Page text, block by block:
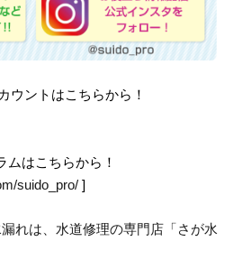
ウントはこちらから！
はこちらから！
suido_pro/ ]
れは、水道修理の専門店「さが水